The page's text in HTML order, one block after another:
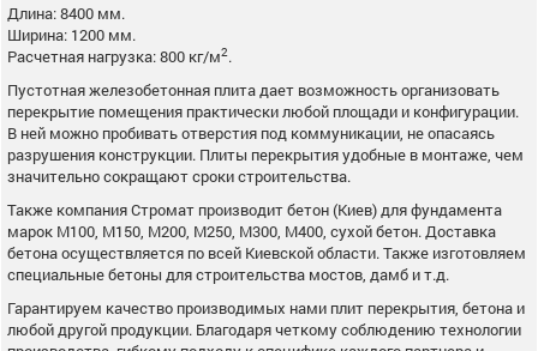
Длина: 8400 мм.
Ширина: 1200 мм.
Расчетная нагрузка: 800 кг/м2.
Пустотная железобетонная плита дает возможность организовать
перекрытие помещения практически любой площади и конфигурации.
В ней можно пробивать отверстия под коммуникации, не опасаясь
разрушения конструкции. Плиты перекрытия удобные в монтаже, чем
значительно сокращают сроки строительства.
Также компания Стромат производит бетон (Киев) для фундамента
марок М100, М150, М200, М250, М300, М400, сухой бетон. Доставка
бетона осуществляется по всей Киевской области. Также изготовляем
специальные бетоны для строительства мостов, дамб и т.д.
Гарантируем качество производимых нами плит перекрытия, бетона и
любой другой продукции. Благодаря четкому соблюдению технологии